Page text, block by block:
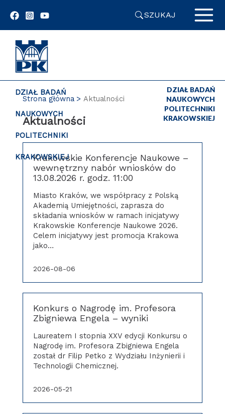
SZUKAJ
DZIAŁ BADAŃ
NAUKOWYCH
POLITECHNIKI
KRAKOWSKIEJ
DZIAŁ BADAŃ
NAUKOWYCH
POLITECHNIKI
KRAKOWSKIEJ
Strona główna Aktualności
Aktualności
Krakowskie Konferencje Naukowe –
wewnętrzny nabór wniosków do
13.08.2026 r. godz. 11:00
Miasto Kraków, we współpracy z Polską
Akademią Umiejętności, zaprasza do
składania wniosków w ramach inicjatywy
Krakowskie Konferencje Naukowe 2026.
Celem inicjatywy jest promocja Krakowa
jako…
2026-08-06
Konkurs o Nagrodę im. Profesora
Zbigniewa Engela – wyniki
Laureatem I stopnia XXV edycji Konkursu o
Nagrodę im. Profesora Zbigniewa Engela
został dr Filip Petko z Wydziału Inżynierii i
Technologii Chemicznej.
2026-05-21